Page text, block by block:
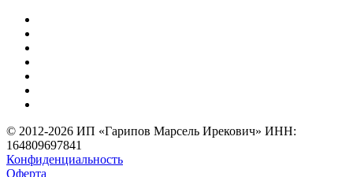
© 2012-2026 ИП «Гарипов Марсель Ирекович» ИНН:
164809697841
Конфиденциальность
Оферта